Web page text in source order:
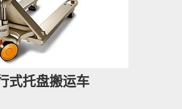
式托盘搬运车